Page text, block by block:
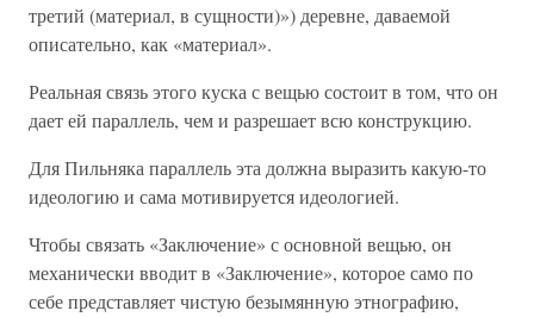
третий (материал, в сущности)») деревне, даваемой
описательно, как «материал».
Реальная связь этого куска с вещью состоит в том, что он
дает ей параллель, чем и разрешает всю конструкцию.
Для Пильняка параллель эта должна выразить какую-то
идеологию и сама мотивируется идеологией.
Чтобы связать «Заключение» с основной вещью, он
механически вводит в «Заключение», которое само по
себе представляет чистую безымянную этнографию,